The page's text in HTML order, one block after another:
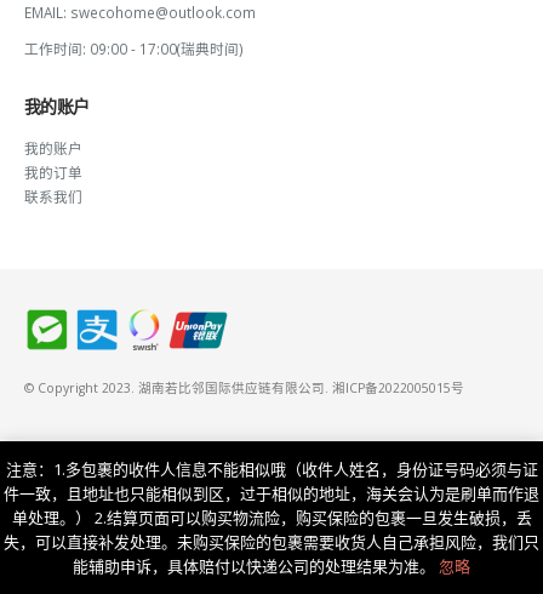
EMAIL: swecohome@outlook.com
工作时间: 09:00 - 17:00(瑞典时间)
我的账户
我的账户
我的订单
联系我们
© Copyright 2023. 湖南若比邻国际供应链有限公司. 湘ICP备2022005015号
注意：1.多包裹的收件人信息不能相似哦（收件人姓名，身份证号码必须与证
件一致，且地址也只能相似到区，过于相似的地址，海关会认为是刷单而作退
单处理。） 2.结算页面可以购买物流险，购买保险的包裹一旦发生破损，丢
失，可以直接补发处理。未购买保险的包裹需要收货人自己承担风险，我们只
能辅助申诉，具体赔付以快递公司的处理结果为准。 忽略